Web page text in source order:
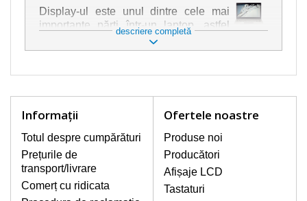
Display-ul este unul dintre cele mai
importante părți într-un laptop, astfel
încât ne străduim să oferim piese de
schimb de cea mai bună calitate.
ul cu cea mai mare atenție. Cele mai
natură mecanică, cum ar fi afișajul rupt
sau crăpat. În plus, dungile verticale,
afișajul neiluminat, luminozitatea
intermitentă sau neuniformă
descriere completă
Informaţii
Totul despre cumpărături
Prețurile de
transport/livrare
Comerț cu ridicata
Ofertele noastre
Produse noi
Producători
Afișaje LCD
Tastaturi